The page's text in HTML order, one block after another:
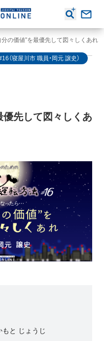
分の価値”を最優先して図々しくあれ
（寝屋川市 職員・岡元 譲史）
優先して図々しくあ
もと じょうじ